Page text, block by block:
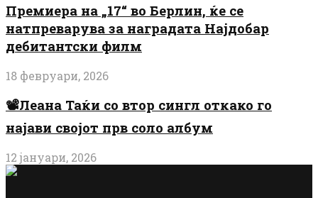
Премиера на „17“ во Берлин, ќе се
натпреварува за наградата Најдобар
дебитантски филм
18 февруари, 2026
📽️Леана Таќи со втор сингл откако го
најави својот прв соло албум
12 јануари, 2026